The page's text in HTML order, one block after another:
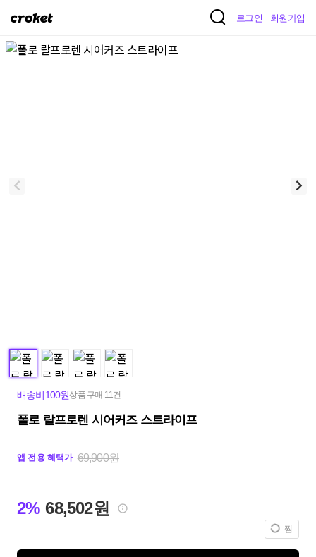
크
켓
로그인 회원가입
배송비100원상품 구매 11건
폴로 랄프로렌 시어커즈 스트라이프
앱 전용 혜택가 69,900원
2% 68,502원
찜